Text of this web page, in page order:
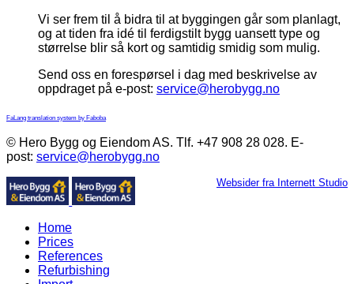
Vi ser frem til å bidra til at byggingen går som planlagt,
og at tiden fra idé til ferdigstilt bygg uansett type og
størrelse blir så kort og samtidig smidig som mulig.
Send oss en forespørsel i dag med beskrivelse av
oppdraget på e-post: service@herobygg.no
FaLang translation system by Faboba
© Hero Bygg og Eiendom AS. Tlf. +47 908 28 028. E-
post: service@herobygg.no
Websider fra Internett Studio
Home
Prices
References
Refurbishing